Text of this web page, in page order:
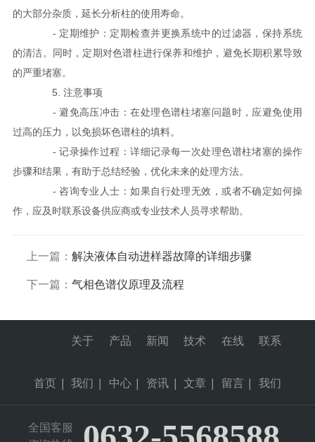
的大部分杂质，延长分析柱的使用寿命。
- 定期维护：定期检查并更换系统中的过滤器，保持系统
的清洁。同时，定期对色谱柱进行保养和维护，避免长期积累导致
的严重堵塞。
5. 注意事项
- 避免高压冲击：在处理色谱柱堵塞问题时，应避免使用
过高的压力，以免损坏色谱柱的填料。
- 记录操作过程：详细记录每一次处理色谱柱堵塞的操作
步骤和结果，有助于总结经验，优化未来的处理方法。
- 咨询专业人士：如果自行处理无效，或者不确定如何操
作，应及时联系设备供应商或专业技术人员寻求帮助。
上一篇： 解决液体自动进样器故障的详细步骤
下一篇： 气相色谱仪原理及流程
首页
关于
我们
产品
中心
新闻
资讯
技术
文章
在线
留言
联系
我们
全国客服